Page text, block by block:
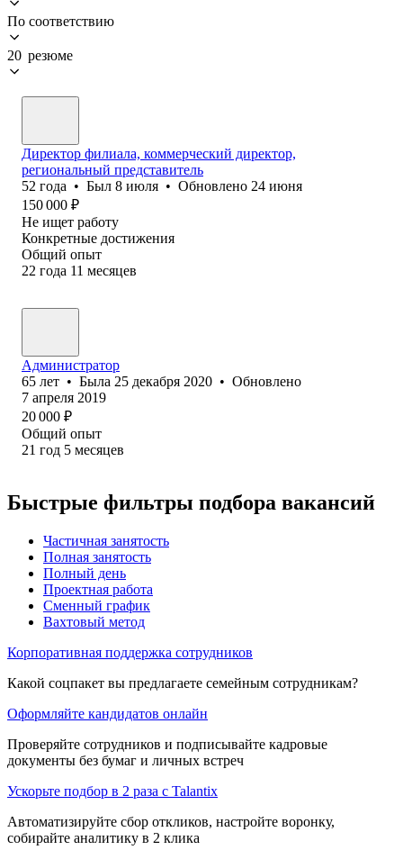
По соответствию
20 резюме
Директор филиала, коммерческий директор,
региональный представитель
52 года • Был 8 июля • Обновлено 24 июня
150 000 ₽
Не ищет работу
Конкретные достижения
Общий опыт
22 года 11 месяцев
Администратор
65 лет • Была 25 декабря 2020 • Обновлено
7 апреля 2019
20 000 ₽
Общий опыт
21 год 5 месяцев
Быстрые фильтры подбора вакансий
Частичная занятость
Полная занятость
Полный день
Проектная работа
Сменный график
Вахтовый метод
Корпоративная поддержка сотрудников
Какой соцпакет вы предлагаете семейным сотрудникам?
Оформляйте кандидатов онлайн
Проверяйте сотрудников и подписывайте кадровые
документы без бумаг и личных встреч
Ускорьте подбор в 2 раза с Talantix
Автоматизируйте сбор откликов, настройте воронку,
собирайте аналитику в 2 клика